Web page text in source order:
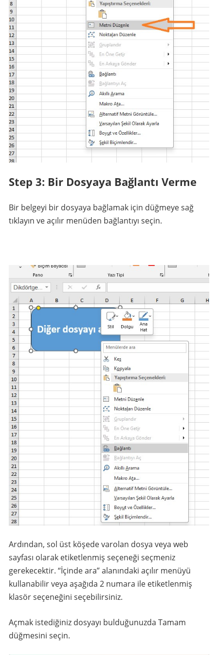
Step 3: Bir Dosyaya Bağlantı Verme
Bir belgeyi bir dosyaya bağlamak için düğmeye sağ
tıklayın ve açılır menüden bağlantıyı seçin.
Ardından, sol üst köşede varolan dosya veya web
sayfası olarak etiketlenmiş seçeneği seçmeniz
gerekecektir. “İçinde ara” alanındaki açılır menüyü
kullanabilir veya aşağıda 2 numara ile etiketlenmiş
klasör seçeneğini seçebilirsiniz.
Açmak istediğiniz dosyayı bulduğunuzda Tamam
düğmesini seçin.